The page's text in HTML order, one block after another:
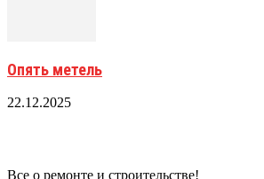
Опять метель
22.12.2025
Все о ремонте и строительстве!